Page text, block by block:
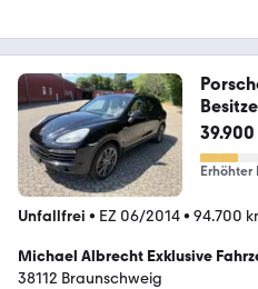
Erhöhter
Unfallfrei • EZ 06/2014• 94.700
Michael Albrecht Exklusive
38112 Braunschweig